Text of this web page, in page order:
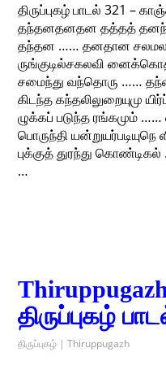
திருப்புகழ் பாடல் 321 –
தந்தனதனதன தத்தத்
தந்தன …… தனதான
ருங்குடில்சகலவி னைக்கொத்
சமைந்து வந்தொரு ……
கிடந்த கந்தலிலுறையுமு
ழுக்கப் படுந்த ரங்கமும்
பொருந்தி
புக்குத் துரந்து
…
திருப்புகழ்
திருப்புகழ் | Thiruppugazh